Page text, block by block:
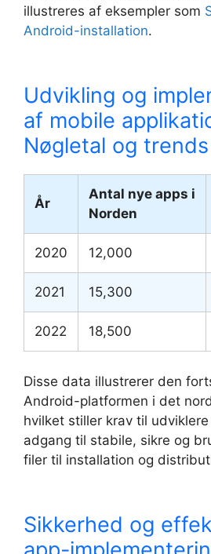
illustreres af eksempler som
Android-installation.
Udvikling og
af mobile
Nøgletal og trends
År
Antal nye apps i
Norden
2020 12,000
2021 15,300
2022 18,500
Disse data illustrerer den
Android-platformen i det
hvilket stiller krav til
adgang til stabile, sikre og
filer til installation og
Sikkerhed og